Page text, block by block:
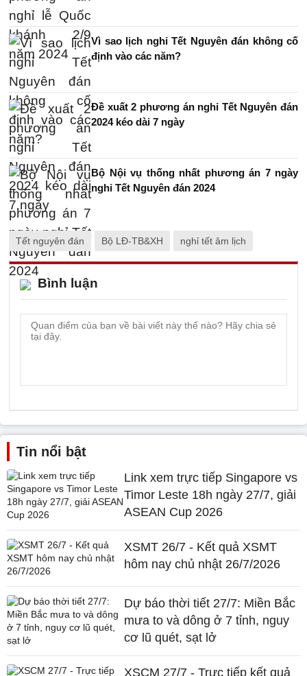
Vì sao lịch nghỉ Tết Nguyên đán không cố
định vào các năm?
Đề xuất 2 phương án nghỉ Tết Nguyên đán
2024 kéo dài 7 ngày
Bộ Nội vụ thống nhất phương án 7 ngày
nghỉ Tết Nguyên đán 2024
Tết nguyên đán Bộ LĐ-TB&XH nghỉ tết âm lịch
Bình luận
Tin nổi bật
Link xem trực tiếp Singapore vs
Timor Leste 18h ngày 27/7, giải
ASEAN Cup 2026
XSMT 26/7 - Kết quả XSMT
hôm nay chủ nhật 26/7/2026
Dự báo thời tiết 27/7: Miền Bắc
mưa to và dông ở 7 tỉnh, nguy
cơ lũ quét, sạt lở
XSCM 27/7 - Trực tiếp kết quả